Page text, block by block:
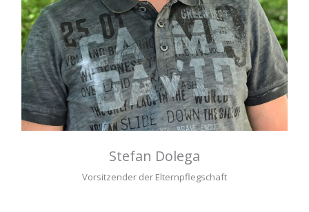
Stefan Dolega
Vorsitzender der Elternpflegschaft